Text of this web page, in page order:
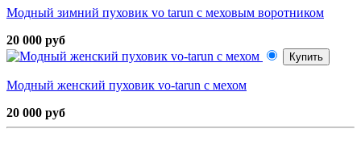
Модный зимний пуховик vo tarun с меховым воротником
20 000 руб
Купить
Модный женский пуховик vo-tarun с мехом
20 000 руб